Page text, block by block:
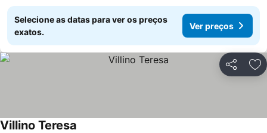
Selecione as datas para ver os preços
exatos.
Ver preços
Partilhar
Villino Teresa